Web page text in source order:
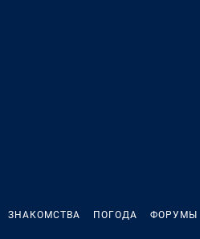
ЗНАКОМСТВА ПОГОДА ФОРУМЫ